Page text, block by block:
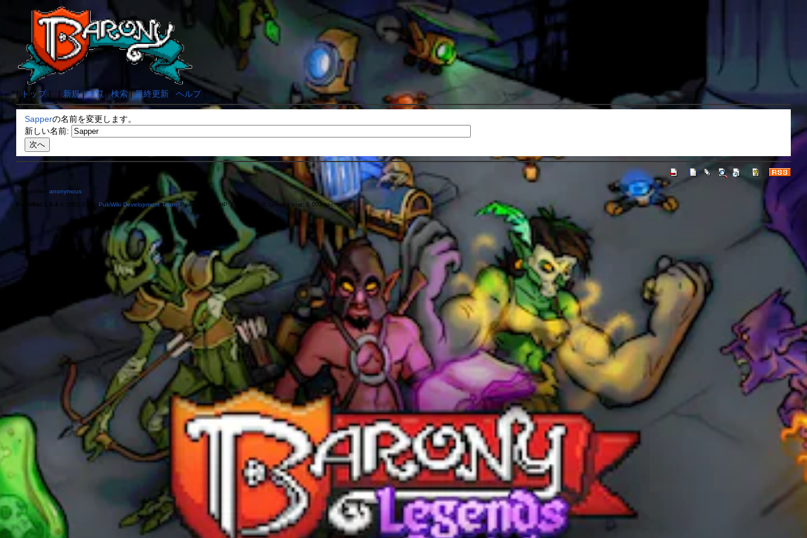
[ トップ] [ 新規|一覧|検索|最終更新| ヘルプ]
Sapperの名前を変更します。
新しい名前:
Site admin: anonymous
PukiWiki 1.5.4 © 2001-2022 PukiWiki Development Team. Powered by PHP 7.4.33. HTML convert time: 0.003 sec.